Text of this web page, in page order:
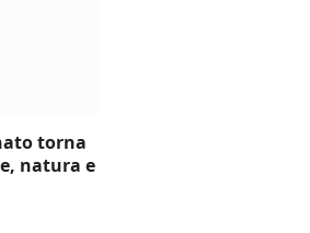
torna
natura e